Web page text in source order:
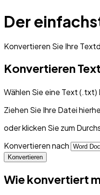
Der
Konvertieren Sie Ihre
Konvertieren
Wählen Sie eine Text (.txt)
Ziehen Sie Ihre Datei
oder klicken Sie zum
Konvertieren nach
Konvertieren
Wie konvertiert